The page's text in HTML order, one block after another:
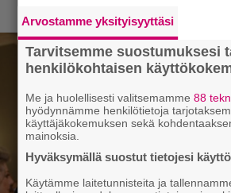
Arvostamme yksityisyyttäsi
Tarvitsemme suostumuksesi
henkilökohtaisen
Me ja huolellisesti valitsemamme88
hyödynnämme henkilötietoja
käyttäjäkokemuksen sekä
mainoksia.
Hyväksymällä suostut tietojesi
Käytämme laitetunnisteita ja